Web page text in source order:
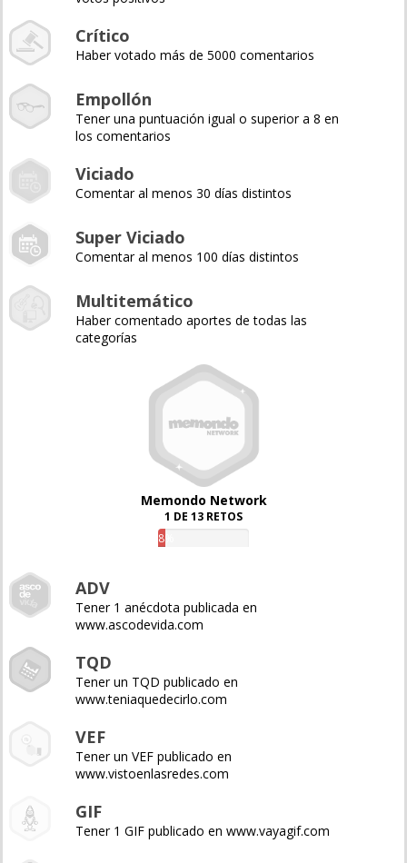
Crítico
Haber votado más de 5000 comentarios
Empollón
Tener una puntuación igual o superior a 8 en
los comentarios
Viciado
Comentar al menos 30 días distintos
Super Viciado
Comentar al menos 100 días distintos
Multitemático
Haber comentado aportes de todas las
categorías
Memondo Network
1 DE 13 RETOS
8%
ADV
Tener 1 anécdota publicada en
www.ascodevida.com
TQD
Tener un TQD publicado en
www.teniaquedecirlo.com
VEF
Tener un VEF publicado en
www.vistoenlasredes.com
GIF
Tener 1 GIF publicado en www.vayagif.com